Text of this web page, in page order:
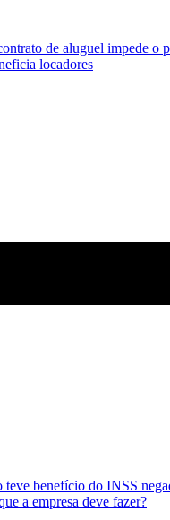
de aluguel impede o
locadores
teve benefício do INSS
a empresa deve fazer?